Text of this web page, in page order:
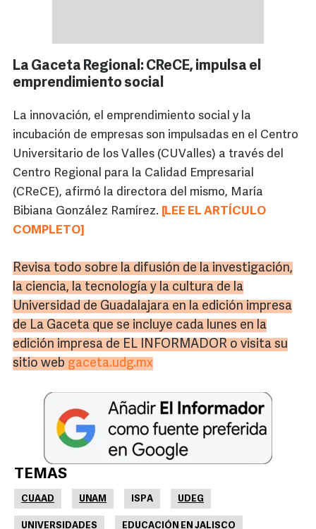
La Gaceta Regional: CReCE, impulsa el
emprendimiento social
La innovación, el emprendimiento social y la
incubación de empresas son impulsadas en el Centro
Universitario de los Valles (CUValles) a través del
Centro Regional para la Calidad Empresarial
(CReCE), afirmó la directora del mismo, María
Bibiana González Ramírez. [LEE EL ARTÍCULO
COMPLETO]
Revisa todo sobre la difusión de la investigación,
la ciencia, la tecnología y la cultura de la
Universidad de Guadalajara en la edición impresa
de La Gaceta que se incluye cada lunes en la
edición impresa de EL INFORMADOR o visita su
sitio web gaceta.udg.mx
TEMAS
CUAAD UNAM ISPA UDEG
UNIVERSIDADES EDUCACIÓN EN JALISCO